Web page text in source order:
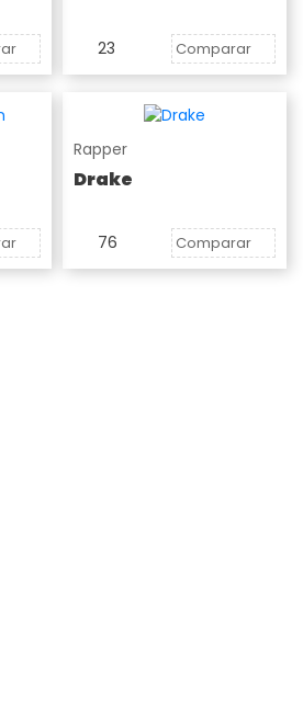
23 Comparar
Rapper
Drake
76 Comparar